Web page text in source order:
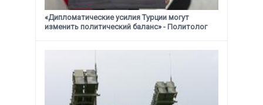
«Дипломатические усилия Турции могут
изменить политический баланс» - Политолог